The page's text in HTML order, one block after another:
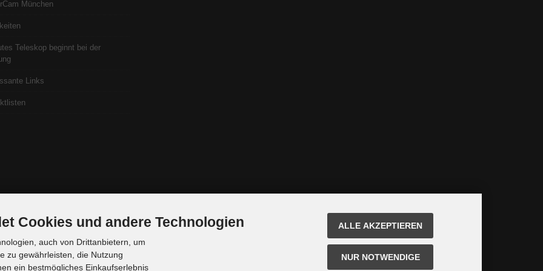
München
Teleskop beginnt bei der
Links
Cookies und andere Technologien
auch von Drittanbietern, um
zu gewährleisten, die Nutzung
ein bestmögliches Einkaufserlebnis
ALLE AKZEPTIEREN
NUR NOTWENDIGE